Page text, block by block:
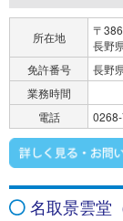
所在地
〒
長野
免許番号
長野
業務時間
電話
名取景雲堂